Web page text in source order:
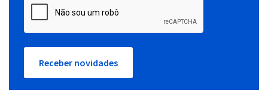
Receber novidades